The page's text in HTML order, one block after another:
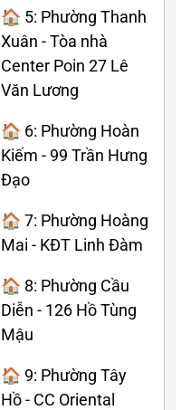
🏠 5: Phường Thanh
Xuân - Tòa nhà
Center Poin 27 Lê
Văn Lương
🏠 6: Phường Hoàn
Kiếm - 99 Trần Hưng
Đạo
🏠 7: Phường Hoàng
Mai - KĐT Linh Đàm
🏠 8: Phường Cầu
Diễn - 126 Hồ Tùng
Mậu
🏠 9: Phường Tây
Hồ - CC Oriental